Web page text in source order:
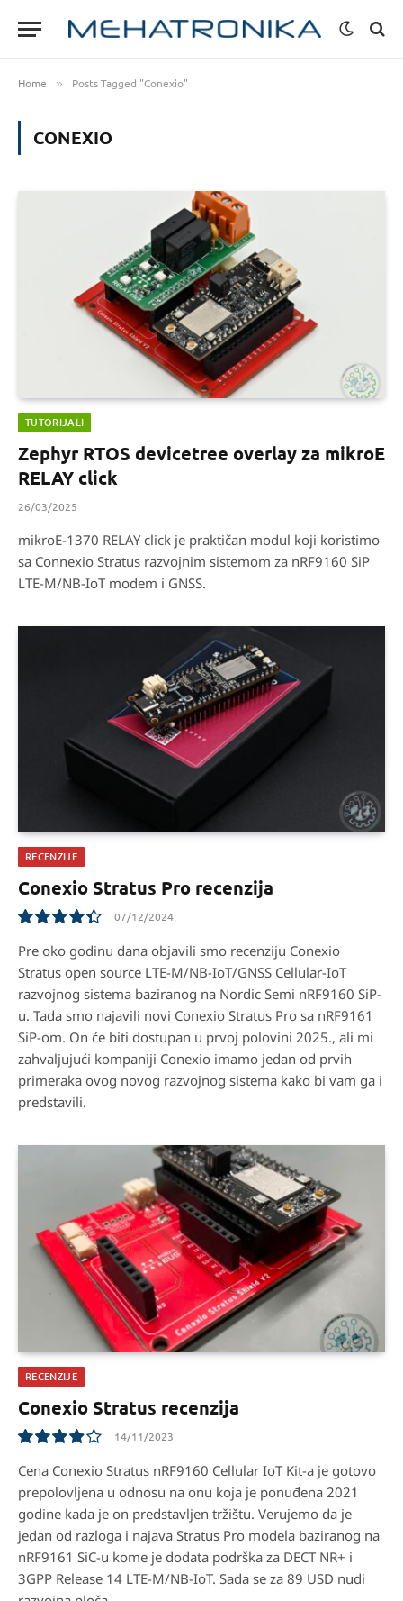
Home » Posts Tagged "Conexio"
CONEXIO
TUTORIJALI
Zephyr RTOS devicetree overlay za mikroE
RELAY click
26/03/2025
mikroE-1370 RELAY click je praktičan modul koji koristimo
sa Connexio Stratus razvojnim sistemom za nRF9160 SiP
LTE-M/NB-IoT modem i GNSS.
RECENZIJE
Conexio Stratus Pro recenzija
8.8
07/12/2024
Pre oko godinu dana objavili smo recenziju Conexio
Stratus open source LTE-M/NB-IoT/GNSS Cellular-IoT
razvojnog sistema baziranog na Nordic Semi nRF9160 SiP-
u. Tada smo najavili novi Conexio Stratus Pro sa nRF9161
SiP-om. On će biti dostupan u prvoj polovini 2025., ali mi
zahvaljujući kompaniji Conexio imamo jedan od prvih
primeraka ovog novog razvojnog sistema kako bi vam ga i
predstavili.
RECENZIJE
Conexio Stratus recenzija
7.8
14/11/2023
Cena Conexio Stratus nRF9160 Cellular IoT Kit-a je gotovo
prepolovljena u odnosu na onu koja je ponuđena 2021
godine kada je on predstavljen tržištu. Verujemo da je
jedan od razloga i najava Stratus Pro modela baziranog na
nRF9161 SiC-u kome je dodata podrška za DECT NR+ i
3GPP Release 14 LTE-M/NB-IoT. Sada se za 89 USD nudi